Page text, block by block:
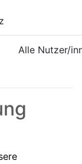
Alle Nutzer/